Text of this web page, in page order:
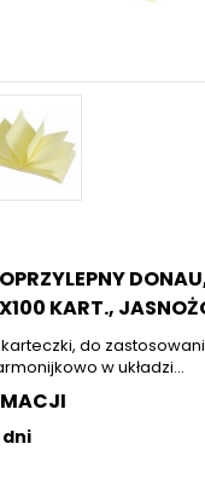
KART.,
do
w układzi...
dni